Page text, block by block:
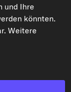
und Ihre
könnten.
Weitere